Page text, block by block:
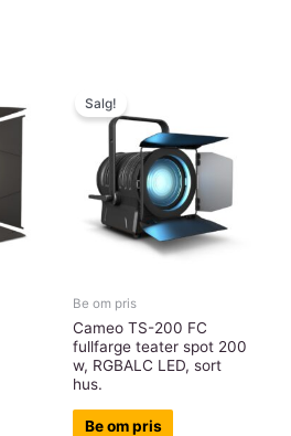
Salg!
Be om pris
Cameo TS-200 FC
fullfarge teater spot 200
w, RGBALC LED, sort
hus.
Be om pris